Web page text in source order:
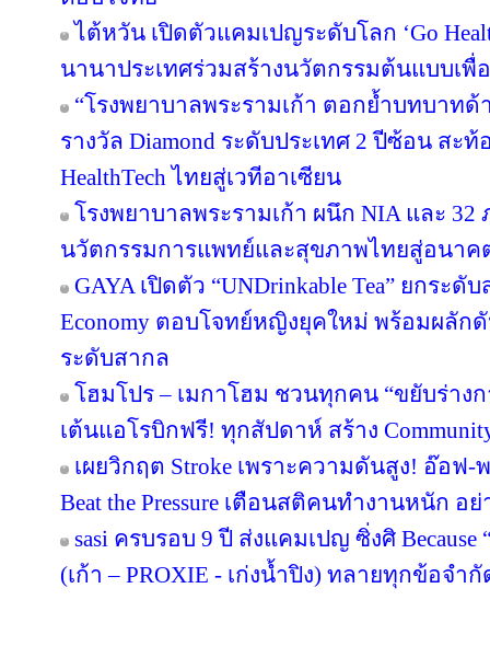
ไต้หวัน เปิดตัวแคมเปญระดับโลก ‘Go
นานาประเทศร่วมสร้างนวัตกรรมต้นแบบเ
“โรงพยาบาลพระรามเก้า ตอกย้ำบทบาทด้
รางวัล Diamond ระดับประเทศ 2 ปีซ้อน ส
HealthTech ไทยสู่เวทีอาเซียน
โรงพยาบาลพระรามเก้า ผนึก NIA และ
นวัตกรรมการแพทย์และสุขภาพไทยสู่อนาค
GAYA เปิดตัว “UNDrinkable Tea” ยกระดั
Economy ตอบโจทย์หญิงยุคใหม่ พร้อมผลัก
ระดับสากล
โฮมโปร – เมกาโฮม ชวนทุกคน “ขยับร่าง
เต้นแอโรบิกฟรี! ทุกสัปดาห์ สร้าง
เผยวิกฤต Stroke เพราะความดันสูง! อ๊อ
Beat the Pressure เตือนสติคนทำงานหนัก อ
sasi ครบรอบ 9 ปี ส่งแคมเปญ ซิ่งศิ Because
(เก้า – PROXIE - เก่งน้ำปิง) ทลายทุกข้อจำกั